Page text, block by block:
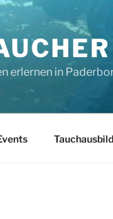
erlernen in